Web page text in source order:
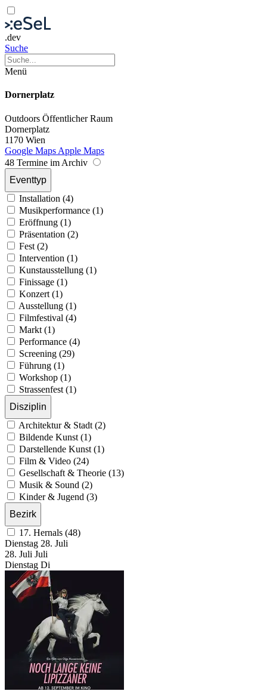
.dev
Suche
Menü
Dornerplatz
Outdoors Öffentlicher Raum
Dornerplatz
1170 Wien
Google Maps Apple Maps
48 Termine im Archiv
Eventtyp
Installation (4)
Musikperformance (1)
Eröffnung (1)
Präsentation (2)
Fest (2)
Intervention (1)
Kunstausstellung (1)
Finissage (1)
Konzert (1)
Ausstellung (1)
Filmfestival (4)
Markt (1)
Performance (4)
Screening (29)
Führung (1)
Workshop (1)
Strassenfest (1)
Disziplin
Architektur & Stadt (2)
Bildende Kunst (1)
Darstellende Kunst (1)
Film & Video (24)
Gesellschaft & Theorie (13)
Musik & Sound (2)
Kinder & Jugend (3)
Bezirk
17. Hernals (48)
Dienstag 28. Juli
28. Juli Juli
Dienstag Di